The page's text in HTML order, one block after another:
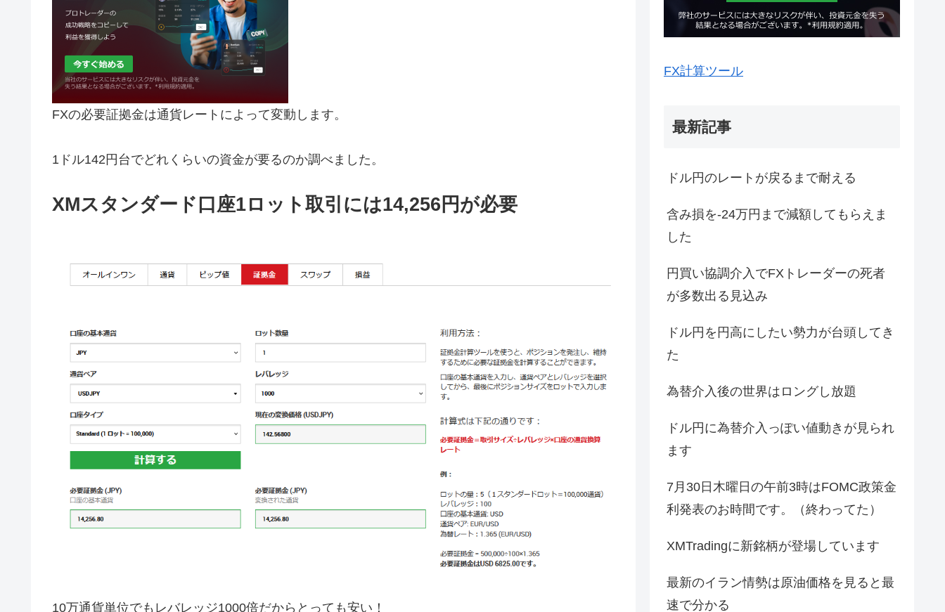
FXの必要証拠金は通貨レートによって変動します。
1ドル142円台でどれくらいの資金が要るのか調べました。
XMスタンダード口座1ロット取引には14,256円が必要
10万通貨単位でもレバレッジ1000倍だからとっても安い！
FX計算ツール
最新記事
ドル円のレートが戻るまで耐える
含み損を-24万円まで減額してもらえま
した
円買い協調介入でFXトレーダーの死者
が多数出る見込み
ドル円を円高にしたい勢力が台頭してき
た
為替介入後の世界はロングし放題
ドル円に為替介入っぽい値動きが見られ
ます
7月30日木曜日の午前3時はFOMC政策金
利発表のお時間です。（終わってた）
XMTradingに新銘柄が登場しています
最新のイラン情勢は原油価格を見ると最
速で分かる